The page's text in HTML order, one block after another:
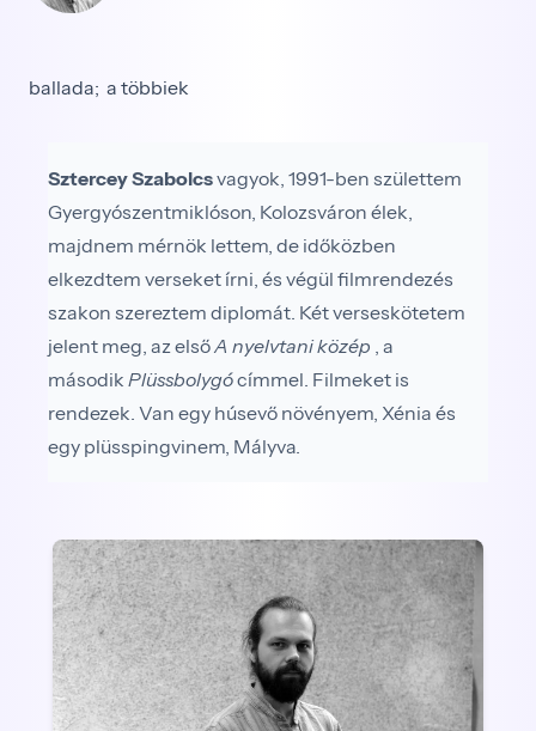
ballada; a többiek
Sztercey Szabolcsvagyok, 1991-ben születtem
Gyergyószentmiklóson, Kolozsváron élek,
majdnem mérnök lettem, de időközben
elkezdtem verseket írni, és végül filmrendezés
szakon szereztem diplomát. Két verseskötetem
jelent meg, az elsőA nyelvtani közép , a
második Plüssbolygócímmel. Filmeket is
rendezek. Van egy húsevő növényem, Xénia és
egy plüsspingvinem, Mályva.